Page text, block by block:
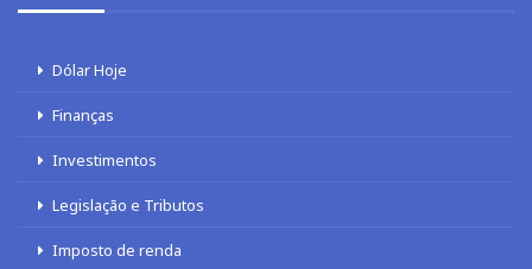
Dólar Hoje
Finanças
Investimentos
Legislação e Tributos
Imposto de renda